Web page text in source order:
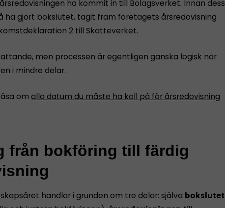
ha kommit in till Bolagsverket. Innan dess
ha gjort bokslutet, tagit fram företagets årsredovisning
2 till Skatteverket.
men processen är egentligen ganska logisk när
i mindre delar.
om alla datum du måste ha koll på för årsredovisning
från bokföring till färdig
handlar i grunden om tre delar: själva bokslutet